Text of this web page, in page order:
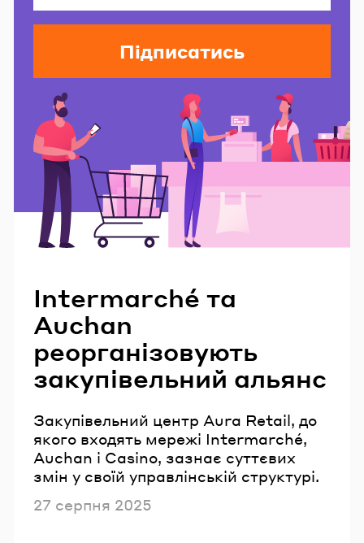
Підписатись
Intermarché та
Auchan
реорганізовують
закупівельний альянс
Закупівельний центр Aura Retail, до
якого входять мережі Intermarché,
Auchan і Casino, зазнає суттєвих
змін у своїй управлінській структурі.
Опубліковано
27 серпня 2025